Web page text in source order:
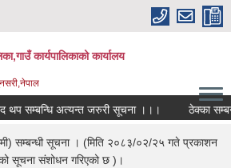
कार्यपालिकाको कार्यालय
सम्बन्धि अत्यन्त जरुरी सूचना ।।। ठेक्का
सम्बन्धी सूचना । (मिति २०८३/०२/२५ गते प्रकाशन
सूचना संशोधन गरिएको छ )।